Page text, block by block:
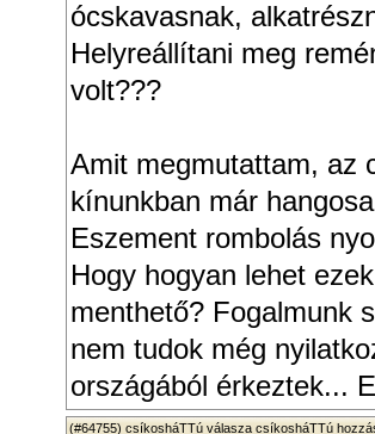
ócskavasnak,
Helyreállítani meg
volt???
Amit megmutattam, az
kínunkban már
Eszement rombolás
Hogy hogyan lehet
menthető? Fogalmunk
nem tudok még
országából érkeztek...
(#64755) csíkosháTTú válasza csíkosháTTú